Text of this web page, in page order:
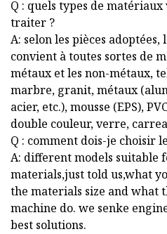
Q : quels types de
traiter ?
A: selon les pièces
convient à toutes sortes de
métaux et les non-métaux,
marbre, granit, métaux
acier, etc.), mousse (EPS),
double couleur, verre,
Q : comment dois-je choisir
A: different models suitable
materials,just told us,what
the materials size and what
machine do. we senke
best solutions.